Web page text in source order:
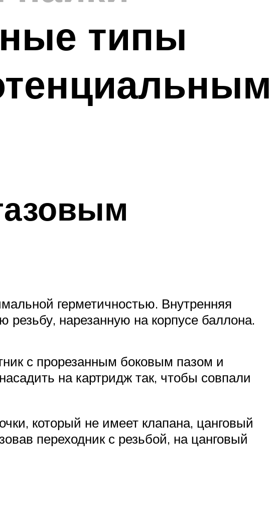
типы
герметичностью. Внутренняя
резьбу, нарезанную на корпусе баллона.
с прорезанным боковым пазом и
на картридж так, чтобы совпали
который не имеет клапана, цанговый
переходник с резьбой, на цанговый